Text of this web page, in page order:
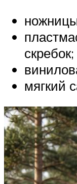
скребок;
мягкий